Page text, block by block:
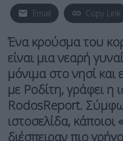
Email Copy Link
Ένα κρούσμα του
είναι μια νεαρή
μόνιμα στο νησί και
με Ροδίτη, γράφει η
RodosReport.
ιστοσελίδα, κάποιοι
διέσπειραν πιο